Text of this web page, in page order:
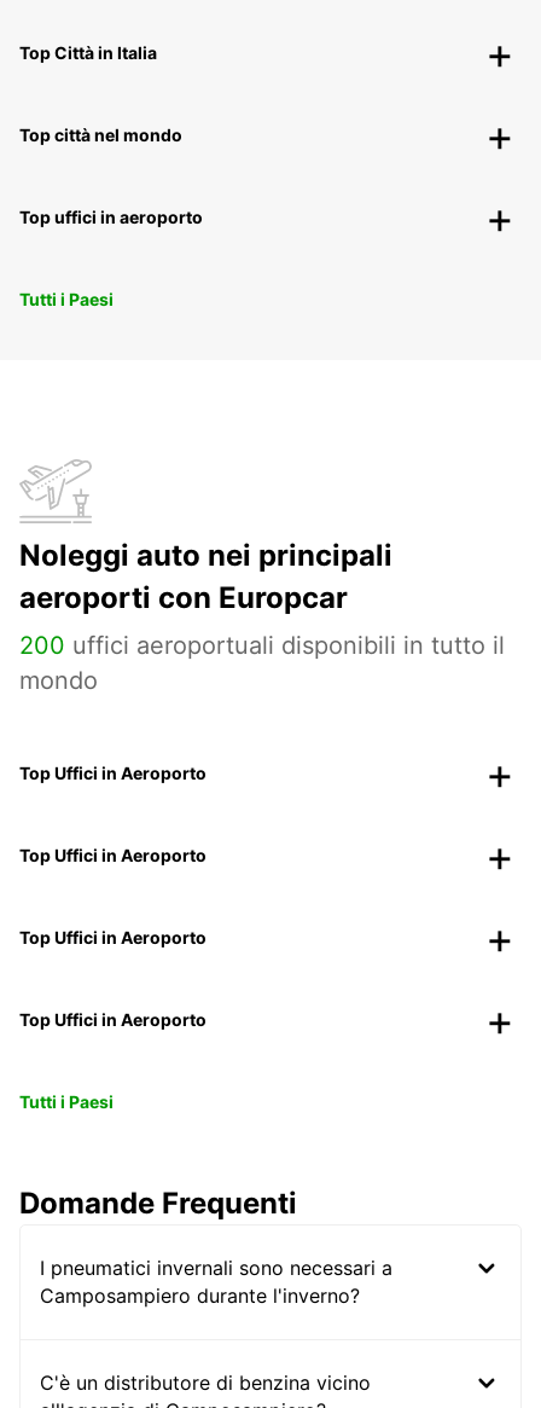
Top Città in Italia
Top città nel mondo
Top uffici in aeroporto
Tutti i Paesi
Noleggi auto nei principali
aeroporti con Europcar
200 uffici aeroportuali disponibili in tutto il
mondo
Top Uffici in Aeroporto
Top Uffici in Aeroporto
Top Uffici in Aeroporto
Top Uffici in Aeroporto
Tutti i Paesi
Domande Frequenti
I pneumatici invernali sono necessari a
Camposampiero durante l'inverno?
C'è un distributore di benzina vicino